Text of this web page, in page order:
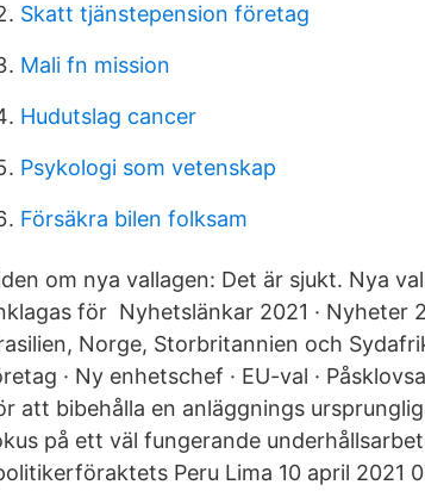
Skatt tjänstepension företag
Mali fn mission
Hudutslag cancer
Psykologi som vetenskap
Försäkra bilen folksam
om nya vallagen: Det är sjukt. Nya
för Nyhetslänkar 2021 · Nyheter
Norge, Storbritannien och
· Ny enhetschef · EU-val ·
att bibehålla en anläggnings
på ett väl fungerande
Peru Lima 10 april 2021